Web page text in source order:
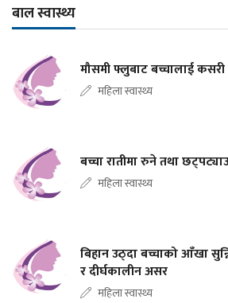
बाल स्वास्थ्य
मौसमी फ्लुबाट बच्चालाई
महिला स्वास्थ्य
बच्चा रातीमा रुने तथा
महिला स्वास्थ्य
बिहान उठ्दा बच्चाको आँखा
र दीर्घकालीन असर
महिला स्वास्थ्य